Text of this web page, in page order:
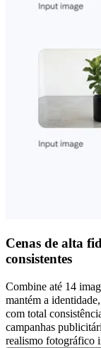
Cenas de alta
consistentes
Combine até 14
mantém a
com total
campanhas
realismo fotográfico